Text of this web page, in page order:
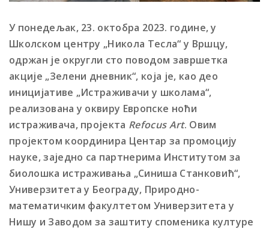
У понедељак, 23. октобра 2023. године, у
Школском центру „Никола Тесла“ у Вршцу,
одржан је округли сто поводом завршетка
акције „Зелени дневник“, која је, као део
иницијативе „Истраживачи у школама“,
реализована у оквиру Европске ноћи
истраживача, пројекта Refocus Art. Овим
пројектом координира Центар за промоцију
науке, заједно са партнерима Институтом за
биолошка истраживања „Синиша Станковић“,
Универзитета у Београду, Природно-
математичким факултетом Универзитета у
Нишу и Заводом за заштиту споменика културе